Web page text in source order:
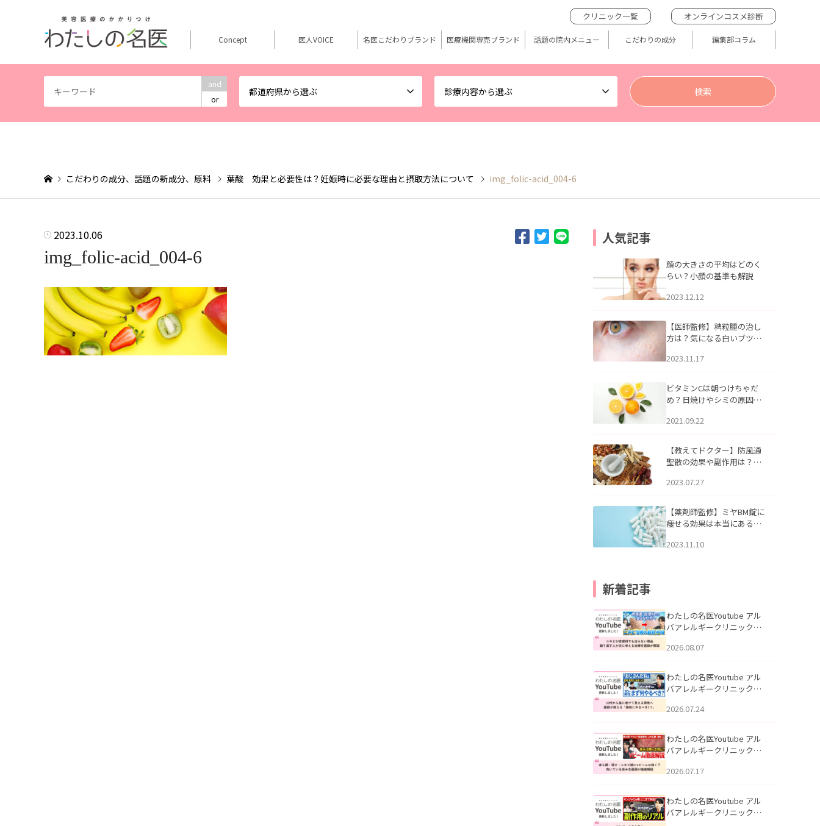
and
or
都道府県から選ぶ 診療内容から選ぶ
クリニック一覧 オンラインコスメ診断
Concept 医人VOICE 名医こだわりブランド 医療機関専売ブランド 話題の院内メニュー こだわりの成分 編集部コラム
こだわりの成分、話題の新成分、原料 葉酸 効果と必要性は？妊娠時に必要な理由と摂取方法について img_folic-acid_004-6
2023.10.06
img_folic-acid_004-6
人気記事
顔の大きさの平均はどのく
らい？小顔の基準も解説
2023.12.12
【医師監修】稗粒腫の治し
方は？気になる白いブツブ
アについて
2023.11.17
ビタミンCは朝つけちゃだ
め？日焼けやシミの原因に
2021.09.22
【教えてドクター】防風通
聖散の効果や副作用は？長
2023.07.27
【薬剤師監修】ミヤBM錠に
痩せる効果は本当にある
2023.11.10
新着記事
わたしの名医Youtube アル
バアレルギークリニック札
らない理由｜繰り返す人が
説」を公開いたしました。
2026.08.07
わたしの名医Youtube アル
バアレルギークリニック札
える男性へ｜医師が教える
公開いたしました。
2026.07.24
わたしの名医Youtube アル
バアレルギークリニック札
跡にVビームは効く？向いて
説」を公開いたしました。
2026.07.17
わたしの名医Youtube アル
バアレルギークリニック札